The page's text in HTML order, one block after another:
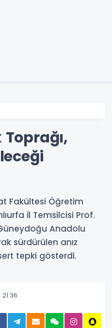
Fakültesi Öğretim
İl Temsilcisi Prof.
Anadolu
sürdürülen anız
tepki gösterdi.